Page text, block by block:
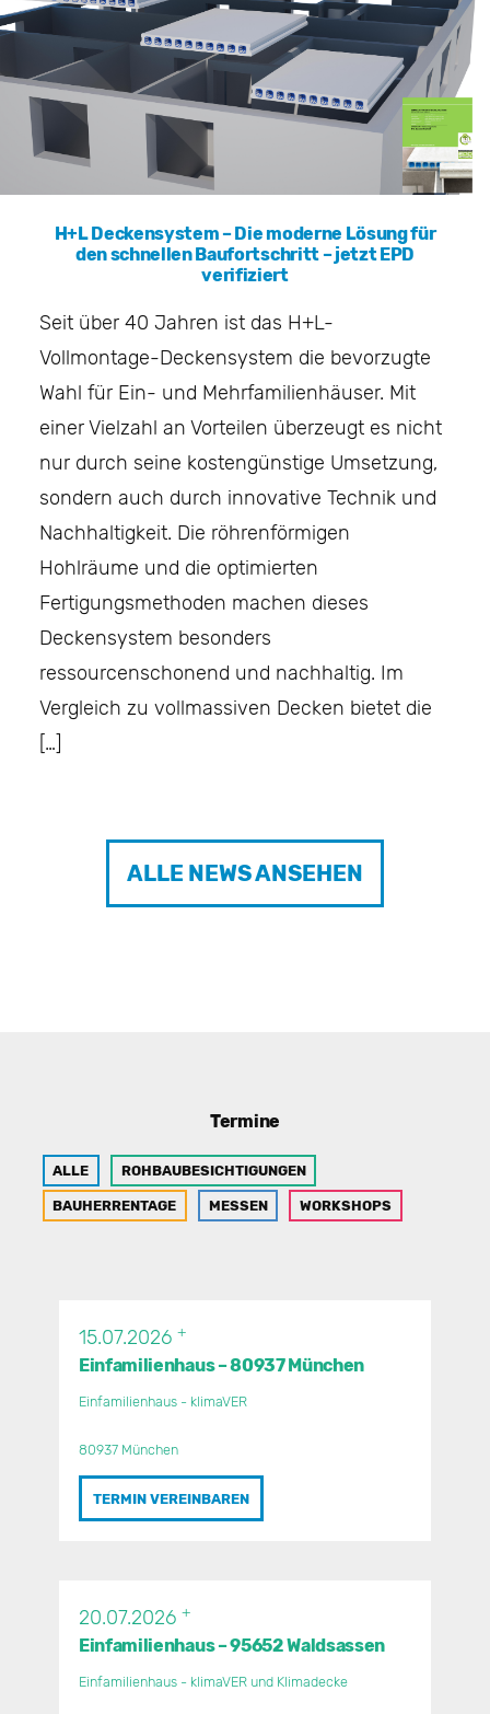
H+L Deckensystem – Die moderne Lösung für
den schnellen Baufortschritt – jetzt EPD
verifiziert
Seit über 40 Jahren ist das H+L-
Vollmontage-Deckensystem die bevorzugte
Wahl für Ein- und Mehrfamilienhäuser. Mit
einer Vielzahl an Vorteilen überzeugt es nicht
nur durch seine kostengünstige Umsetzung,
sondern auch durch innovative Technik und
Nachhaltigkeit. Die röhrenförmigen
Hohlräume und die optimierten
Fertigungsmethoden machen dieses
Deckensystem besonders
ressourcenschonend und nachhaltig. Im
Vergleich zu vollmassiven Decken bietet die
[…]
ALLE NEWS ANSEHEN
Termine
ALLE ROHBAUBESICHTIGUNGEN
BAUHERRENTAGE MESSEN WORKSHOPS
15.07.2026 +
Einfamilienhaus – 80937 München
Einfamilienhaus - klimaVER
80937 München
TERMIN VEREINBAREN
20.07.2026 +
Einfamilienhaus – 95652 Waldsassen
Einfamilienhaus - klimaVER und Klimadecke